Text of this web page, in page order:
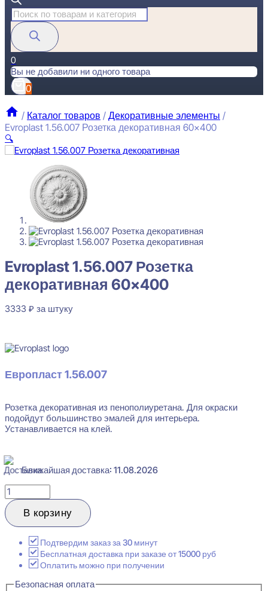
Поиск
товаров
0
Вы не добавили ни одного товара
0
/ Каталог товаров / Декоративные элементы /
Evroplast 1.56.007 Розетка декоративная 60×400
🔍
Evroplast 1.56.007 Розетка декоративная 60x400
₽ за штуку
Перейти в избранное Закрыть
Evroplast 1.56.007 Розетка
декоративная 60×400
3333 ₽ за штуку
Европласт 1.56.007
Розетка декоративная из пенополиуретана. Для окраски
подойдут большинство эмалей для интерьера.
Устанавливается на клей.
Ближайшая доставка: 11.08.2026
Количество
товара
Evroplast
1.56.007
декоративная
60x400
В корзину
Подтвердим заказ за 30 минут
Бесплатная доставка при заказе от 15000 руб
Оплатить можно при получении
Безопасная оплата